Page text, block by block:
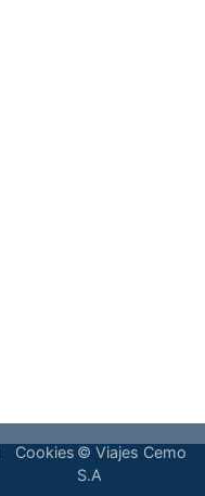
Cookies © Viajes Cemo
S.A